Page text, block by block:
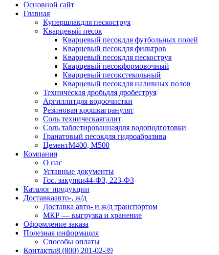
Основной сайт
Главная
Купершлакдля пескоструя
Кварцевый песок
Кварцевый песокдля футбольных полей
Кварцевый песокдля фильтров
Кварцевый песокдля пескоструя
Кварцевый песокформовочный
Кварцевый песокстекольный
Кварцевый песокдля наливных полов
Техническая дробьдля дробеструя
Аргиллитдля водоочистки
Резиновая крошкагранулят
Соль техническаягалит
Соль таблетированнаядля водоподготовки
Гранатовый песокдля гидроабразива
ЦементМ400, М500
Компания
О нас
Уставные документы
Гос. закупки44-ФЗ, 223-ФЗ
Каталог продукции
Доставкаавто-, ж/д
Доставка авто- и ж/д транспортом
МКР — выгрузка и хранение
Оформление заказа
Полезная информация
Способы оплаты
Контакты8 (800) 201-02-39